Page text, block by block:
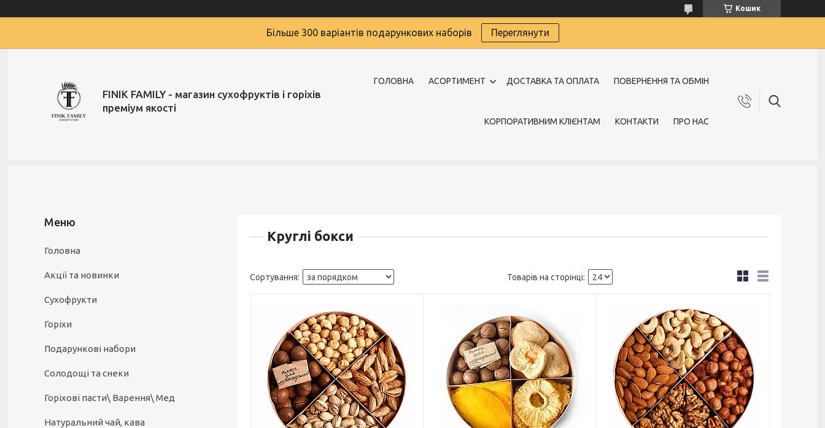
Кошик
Більше 300 варіантів подарункових наборів Переглянути
FINIK FAMILY - магазин сухофруктів і горіхів
преміум якості
ГОЛОВНА АСОРТИМЕНТ ДОСТАВКА ТА ОПЛАТА ПОВЕРНЕННЯ ТА ОБМІН
КОРПОРАТИВНИМ КЛІЄНТАМ КОНТАКТИ ПРО НАС
Круглі бокси
Головна
Акції та новинки
Сухофрукти
Горіхи
Подарункові набори
Солодощі та снеки
Горіхові пасти\ Варення\ Мед
Натуральний чай, кава